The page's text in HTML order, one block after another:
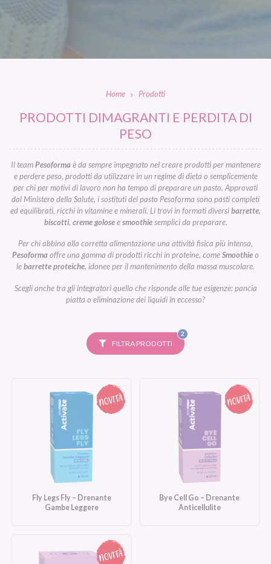
Home Prodotti
PRODOTTI DIMAGRANTI E PERDITA DI
PESO
Il teamPesoformaè da sempre impegnato nel creare prodotti per mantenere
e perdere peso, prodotti da utilizzare in un regime di dieta o semplicemente
per chi per motivi di lavoro non ha tempo di preparare un pasto. Approvati
dal Ministero della Salute, i sostituti del pasto Pesoforma sono pasti completi
ed equilibrati, ricchi in vitamine e minerali. Li trovi in formati diversibarrette,
biscotti, creme goloseesmoothiesemplici da preparare.
Per chi abbina alla corretta alimentazione una attività fisica più intensa,
Pesoformaoffre una gamma di prodotti ricchi in proteine, comeSmoothieo
lebarrette proteiche, idonee per il mantenimento della massa muscolare.
Scegli anche tra gli integratori quello che risponde alle tue esigenze: pancia
piatta o eliminazione dei liquidi in eccesso?
FILTRA PRODOTTI
2FILTRI
SELEZIONATI
Fly Legs Fly – Drenante
Gambe Leggere
Bye Cell Go – Drenante
Anticellulite